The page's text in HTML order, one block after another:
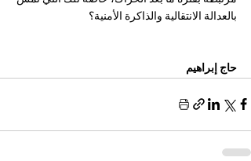
بالعدالة الانتقالية والذاكرة الأمنية؟
حاج إبراهيم